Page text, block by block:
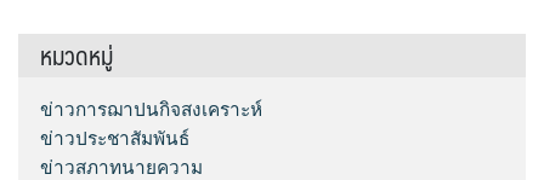
หมวดหมู่
ข่าวการฌาปนกิจสงเคราะห์
ข่าวประชาสัมพันธ์
ข่าวสภาทนายความ